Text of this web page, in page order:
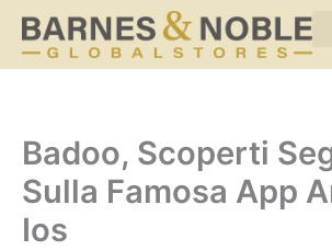
Skip
content
Badoo, Scoperti
Sulla Famosa App
Ios